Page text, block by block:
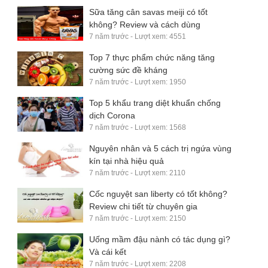
Sữa tăng cân savas meiji có tốt
không? Review và cách dùng
7 năm trước - Lượt xem: 4551
Top 7 thực phẩm chức năng tăng
cường sức đề kháng
7 năm trước - Lượt xem: 1950
Top 5 khẩu trang diệt khuẩn chống
dịch Corona
7 năm trước - Lượt xem: 1568
Nguyên nhân và 5 cách trị ngứa vùng
kín tại nhà hiệu quả
7 năm trước - Lượt xem: 2110
Cốc nguyệt san liberty có tốt không?
Review chi tiết từ chuyên gia
7 năm trước - Lượt xem: 2150
Uống mầm đậu nành có tác dụng gì?
Và cái kết
7 năm trước - Lượt xem: 2208